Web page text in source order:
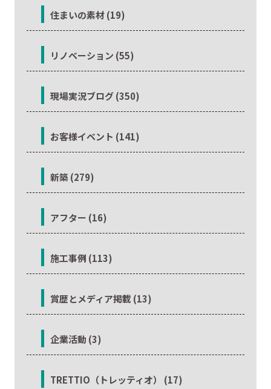
住まいの素材 (19)
リノベーション (55)
現場実況ブログ (350)
お客様イベント (141)
新築 (279)
アフター (16)
施工事例 (113)
賞歴とメディア掲載 (13)
企業活動 (3)
TRETTIO（トレッティオ） (17)